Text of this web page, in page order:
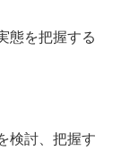
態を把握する
検討、把握す